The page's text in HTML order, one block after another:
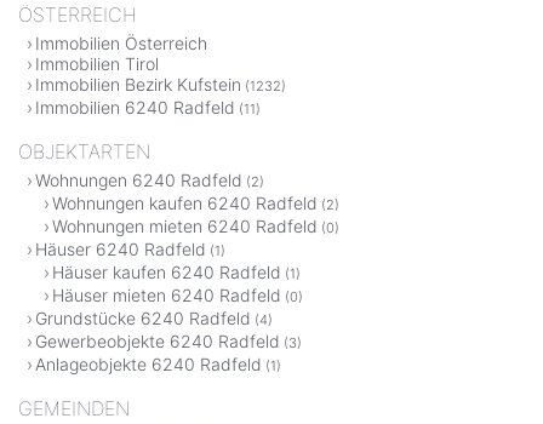
ÖSTERREICH
Immobilien Österreich
Immobilien Tirol
Immobilien Bezirk Kufstein (1232)
Immobilien 6240 Radfeld (11)
OBJEKTARTEN
Wohnungen 6240 Radfeld (2)
Wohnungen kaufen 6240 Radfeld (2)
Wohnungen mieten 6240 Radfeld (0)
Häuser 6240 Radfeld (1)
Häuser kaufen 6240 Radfeld (1)
Häuser mieten 6240 Radfeld (0)
Grundstücke 6240 Radfeld (4)
Gewerbeobjekte 6240 Radfeld (3)
Anlageobjekte 6240 Radfeld (1)
GEMEINDEN